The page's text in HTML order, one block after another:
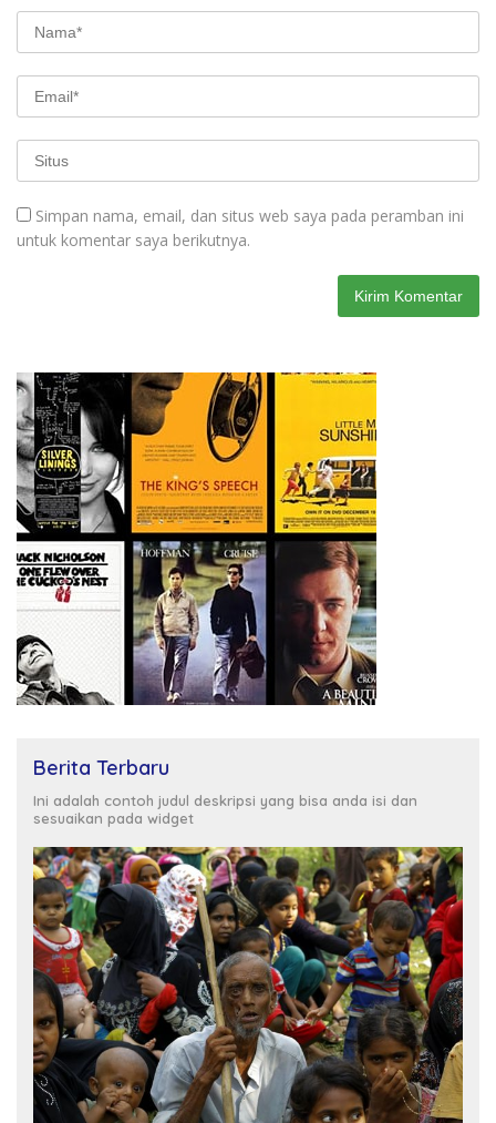
Simpan nama, email, dan situs web saya pada peramban ini
untuk komentar saya berikutnya.
Berita Terbaru
Ini adalah contoh judul deskripsi yang bisa anda isi dan
sesuaikan pada widget